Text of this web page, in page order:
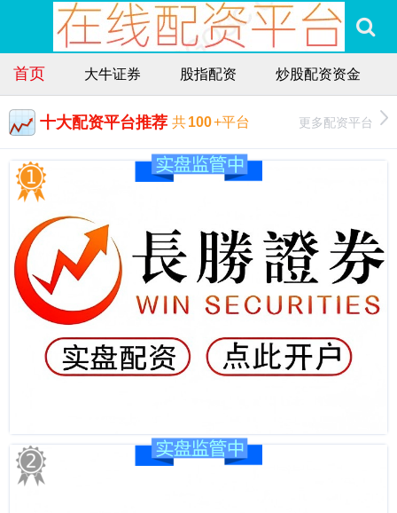
首页 大牛证券 股指配资 炒股配资资金
十大配资平台推荐 共100+平台 更多配资平台